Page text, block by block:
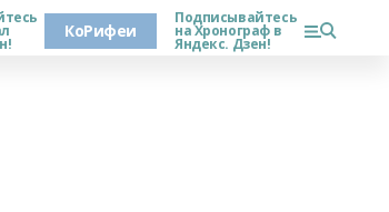
КоРифеи
Подписывайтесь
на Хронограф в
Яндекс. Дзен!